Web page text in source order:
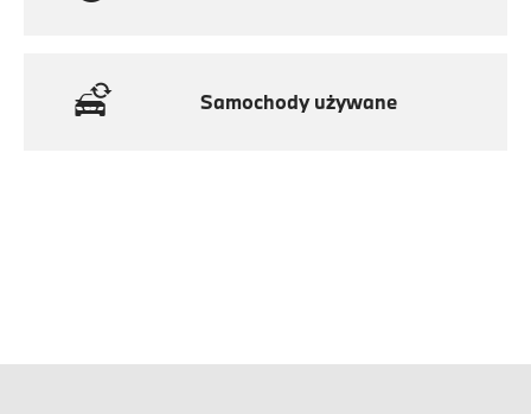
Samochody używane